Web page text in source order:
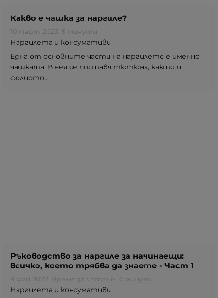
Какво е чашка за наргиле?
10 март 2023, 5 минути
Наргилета и консумативи
Една от основните части на наргилето е именно
чашката. В нея се поставя тютюна, както и
фолиото...
Ръководство за наргиле за начинаещи:
всичко, което трябва да знаете - Част 1
9 май 2022, Време за четене: 4 минути
Наргилета и консумативи